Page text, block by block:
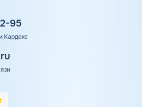
95
Кардекс